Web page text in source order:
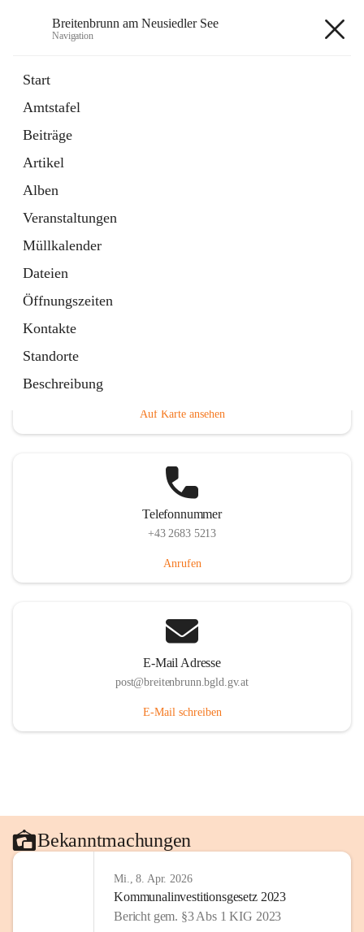
Breitenbrunn am Neusiedler See
Navigation
Start
Amtstafel
Beiträge
Artikel
Alben
Veranstaltungen
Müllkalender
Dateien
Öffnungszeiten
Kontakte
Standorte
Beschreibung
18 Schnellzugriffe
Gemeindeservice
Auf Karte ansehen
Telefonnummer
+43 2683 5213
Anrufen
E-Mail Adresse
post@breitenbrunn.bgld.gv.at
E-Mail schreiben
Bekanntmachungen
Mi., 8. Apr. 2026
Kommunalinvestitionsgesetz 2023
Bericht gem. §3 Abs 1 KIG 2023